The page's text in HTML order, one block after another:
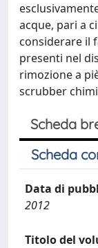
acque, pari a
considerare il
presenti nel
rimozione a
scrubber
Scheda
Scheda
Data di
2012
Titolo del